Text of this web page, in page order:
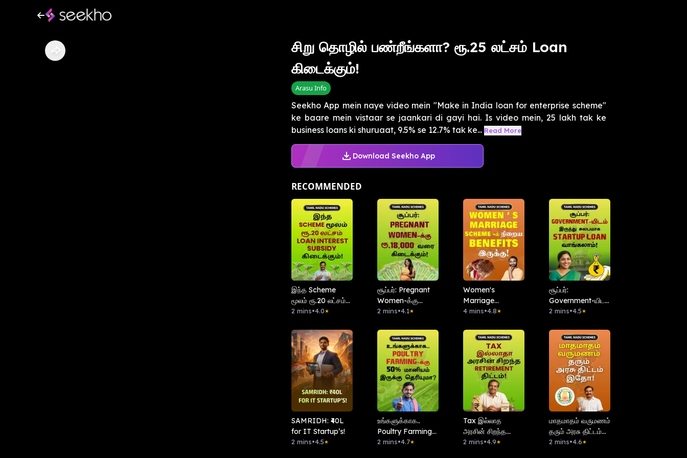
சிறு தொழில் பண்றீங்களா? ரூ.25 லட்சம் Loan
கிடைக்கும்!
Arasu Info
Seekho App mein naye video mein "Make in India loan for enterprise scheme"
ke baare mein vistaar se jaankari di gayi hai. Is video mein, 25 lakh tak ke
business loans ki shuruaat, 9.5% se 12.7% tak ke... Read More
Download Seekho App
RECOMMENDED
இந்த Scheme
மூலம் ரூ.20 லட்சம்
Loan Interest
கிடைக்கும்!
2 mins•4.0★
சூப்பர்: Pregnant
Women-க்கு
ரூ.18,000 வரை
2 mins•4.1★
Women's
Marriage
Scheme-ல் நிறைய
4 mins•4.8★
சூப்பர்:
Government-யிடம்
இருந்து Startup
2 mins•4.5★
SAMRIDH: ₹40L
for IT Startup’s!
2 mins•4.5★
உங்களுக்காக..
Poultry Farming-
க்கு 50% மானியம்
2 mins•4.7★
Tax இல்லாத
அரசின் சிறந்த
Retirement திட்டம்!
2 mins•4.9★
மாதமாதம் வருமணம்
தரும் அரசு திட்டம்
இதோ!
2 mins•4.6★